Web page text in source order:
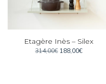
Etagère Inès – Silex
314,00€ Le
188,00€Le